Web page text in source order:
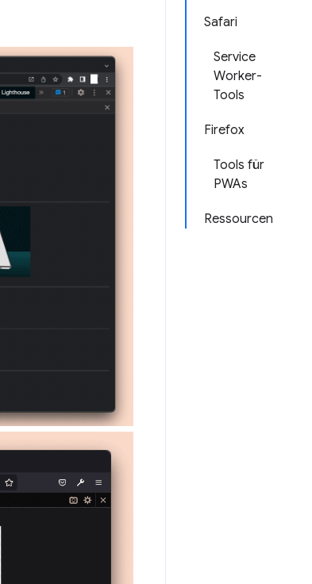
Safari
Service
Worker-
Tools
Firefox
Tools für
PWAs
Ressourcen